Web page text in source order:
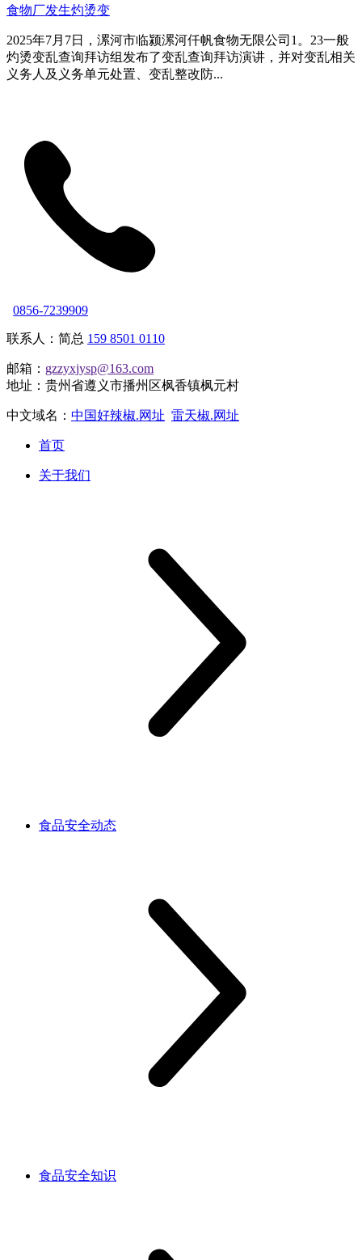
食物厂发生灼烫变
2025年7月7日，漯河市临颍漯河仟帆食物无限公司1。23一般
灼烫变乱查询拜访组发布了变乱查询拜访演讲，并对变乱相关
义务人及义务单元处置、变乱整改防...
0856-7239909
联系人：简总 159 8501 0110
邮箱： gzzyxjysp@163.com
地址：贵州省遵义市播州区枫香镇枫元村
中文域名： 中国好辣椒.网址 雷天椒.网址
首页
关于我们
食品安全动态
食品安全知识